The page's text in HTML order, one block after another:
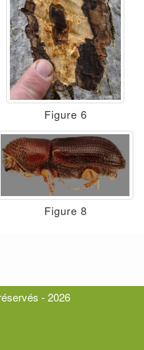
Figure 6
Figure 8
- 2026